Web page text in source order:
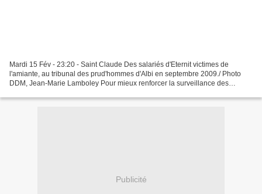
Mardi 15 Fév - 23:20 - Saint Claude Des salariés d'Eternit victimes de
l'amiante, au tribunal des prud'hommes d'Albi en septembre 2009./ Photo
DDM, Jean-Marie Lamboley Pour mieux renforcer la surveillance des
Publicité